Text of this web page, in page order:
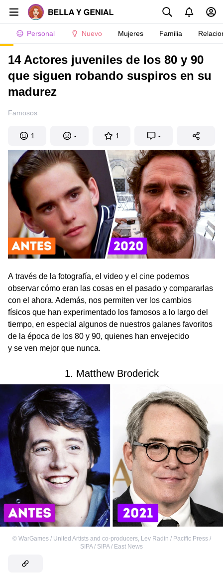
Personal Nuevo Mujeres Familia
14 Actores juveniles de los 80 y 90
que siguen robando suspiros en su
madurez
Famosos
1 - 1 -
A través de la fotografía, el video y el cine podemos
observar cómo eran las cosas en el pasado y compararlas
con el ahora. Además, nos permiten ver los cambios
físicos que han experimentado los famosos a lo largo del
tiempo, en especial algunos de nuestros galanes favoritos
de la época de los 80 y 90, quienes han envejecido
y se ven mejor que nunca.
1. Matthew Broderick
© WarGames / United Artists and co-producers, Lev Radin / Pacific Press /
SIPA / SIPA / East News